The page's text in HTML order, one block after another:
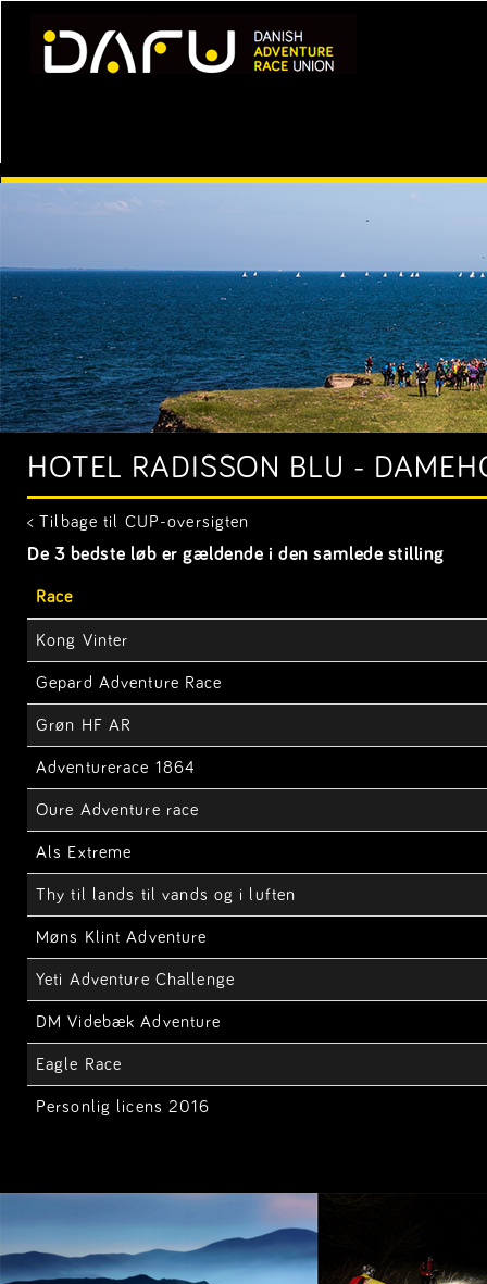
HOTEL RADISSON BLU -
< Tilbage til CUP-oversigten
De 3 bedste løb er gældende i den samlede stilling
Race
Kong Vinter
Gepard Adventure Race
Grøn HF AR
Adventurerace 1864
Oure Adventure race
Als Extreme
Thy til lands til vands og i luften
Møns Klint Adventure
Yeti Adventure Challenge
DM Videbæk Adventure
Eagle Race
Personlig licens 2016